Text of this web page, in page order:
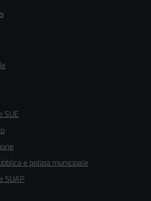
SUE
e polizia municipale
SUAP